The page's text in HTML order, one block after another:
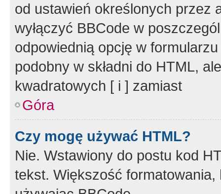
od ustawień określonych przez
wyłączyć BBCode w
odpowiednią opcję w
podobny w składni do HTML,
kwadratowych [ i ] zamiast
Góra
Czy mogę używać HTML?
Nie. Wstawiony do postu kod
tekst. Większość